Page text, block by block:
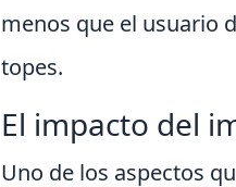
menos que el usuario
topes.
El impacto del
Uno de los aspectos